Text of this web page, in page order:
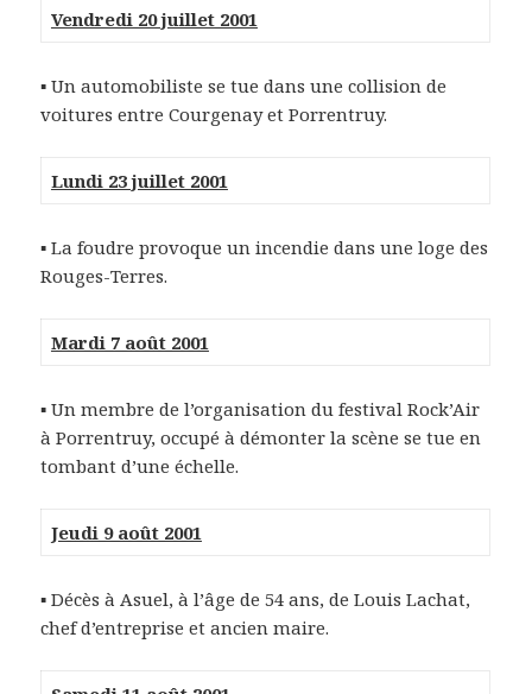
Vendredi 20 juillet 2001
▪ Un automobiliste se tue dans une collision de
voitures entre Courgenay et Porrentruy.
Lundi 23 juillet 2001
▪ La foudre provoque un incendie dans une loge des
Rouges-Terres.
Mardi 7 août 2001
▪ Un membre de l’organisation du festival Rock’Air
à Porrentruy, occupé à démonter la scène se tue en
tombant d’une échelle.
Jeudi 9 août 2001
▪ Décès à Asuel, à l’âge de 54 ans, de Louis Lachat,
chef d’entreprise et ancien maire.